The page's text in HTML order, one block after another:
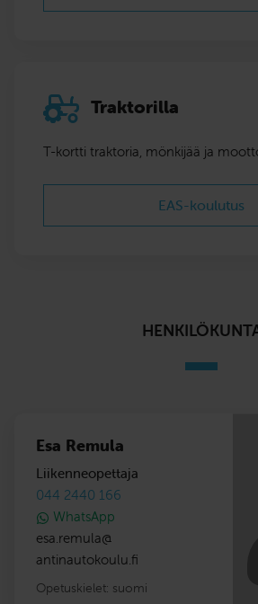
Traktorilla
T-kortti traktoria, mönkijää ja
EAS-koulutus
Esa Remula
Liikenneopettaja
044 2440 166
WhatsApp
esa.remula@
antinautokoulu.fi
Opetuskielet: suomi